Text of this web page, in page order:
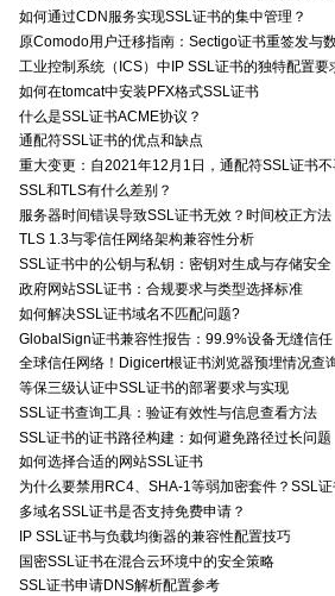
如何通过CDN服务实现SSL证书的集中管理？
原Comodo用户迁移指南：Sectigo证书重签发与
工业控制系统（ICS）中IP SSL证书的独特配置要
如何在tomcat中安装PFX格式SSL证书
什么是SSL证书ACME协议？
通配符SSL证书的优点和缺点
重大变更：自2021年12月1日，通配符SSL证书
SSL和TLS有什么差别？
服务器时间错误导致SSL证书无效？时间校正方法
TLS 1.3与零信任网络架构兼容性分析
SSL证书中的公钥与私钥：密钥对生成与存储安全
政府网站SSL证书：合规要求与类型选择标准
如何解决SSL证书域名不匹配问题?
GlobalSign证书兼容性报告：99.9%设备无缝信任
全球信任网络！Digicert根证书浏览器预埋情况查
等保三级认证中SSL证书的部署要求与实现
SSL证书查询工具：验证有效性与信息查看方法
SSL证书的证书路径构建：如何避免路径过长问题
如何选择合适的网站SSL证书
为什么要禁用RC4、SHA-1等弱加密套件？SSL
多域名SSL证书是否支持免费申请？
IP SSL证书与负载均衡器的兼容性配置技巧
国密SSL证书在混合云环境中的安全策略
SSL证书申请DNS解析配置参考